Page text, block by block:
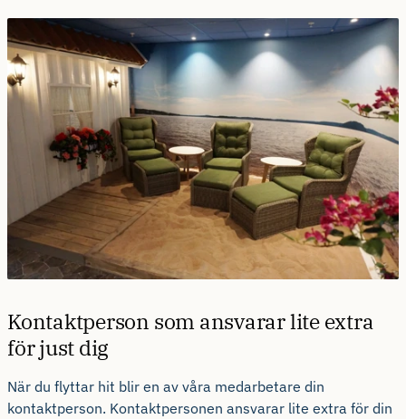
Kontaktperson som ansvarar lite extra
för just dig
När du flyttar hit blir en av våra medarbetare din
kontaktperson. Kontaktpersonen ansvarar lite extra för din